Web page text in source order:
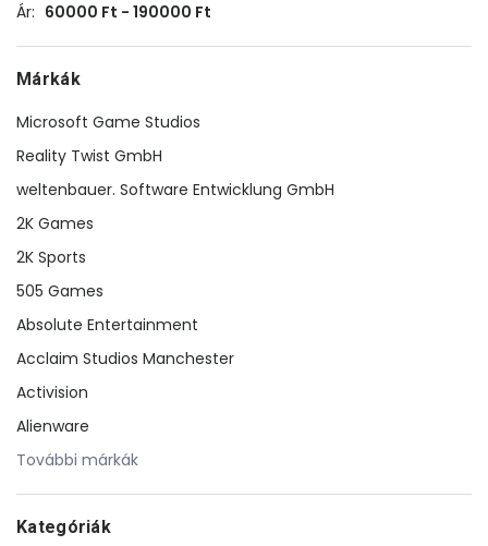
Ár: 60000 Ft - 190000 Ft
Márkák
Microsoft Game Studios
Reality Twist GmbH
weltenbauer. Software Entwicklung GmbH
2K Games
2K Sports
505 Games
Absolute Entertainment
Acclaim Studios Manchester
Activision
Alienware
További márkák
Kategóriák